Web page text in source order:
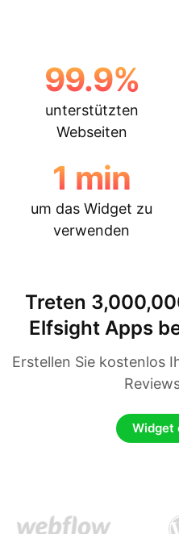
99.9%
unterstützten
Webseiten
1 min
um das Widget zu
verwenden
Treten
Elfsight Apps
Erstellen Sie kostenlos
Widget